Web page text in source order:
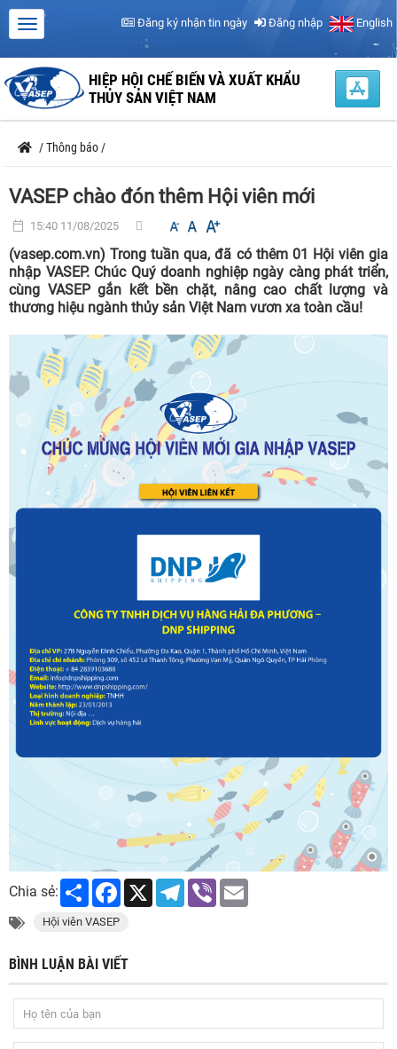
Đăng ký nhận tin ngày Đăng nhập English
HIỆP HỘI CHẾ BIẾN VÀ XUẤT KHẨU
THỦY SẢN VIỆT NAM
/Thông báo /
VASEP chào đón thêm Hội viên mới
15:40 11/08/2025
(vasep.com.vn) Trong tuần qua, đã có thêm 01 Hội viên gia
nhập VASEP. Chúc Quý doanh nghiệp ngày càng phát triển,
cùng VASEP gắn kết bền chặt, nâng cao chất lượng và
thương hiệu ngành thủy sản Việt Nam vươn xa toàn cầu!
Chia sẻ: Share Facebook
X Telegram
Viber
Hội viên VASEP
BÌNH LUẬN BÀI VIẾT